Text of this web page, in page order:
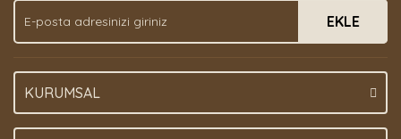
EKLE
KURUMSAL